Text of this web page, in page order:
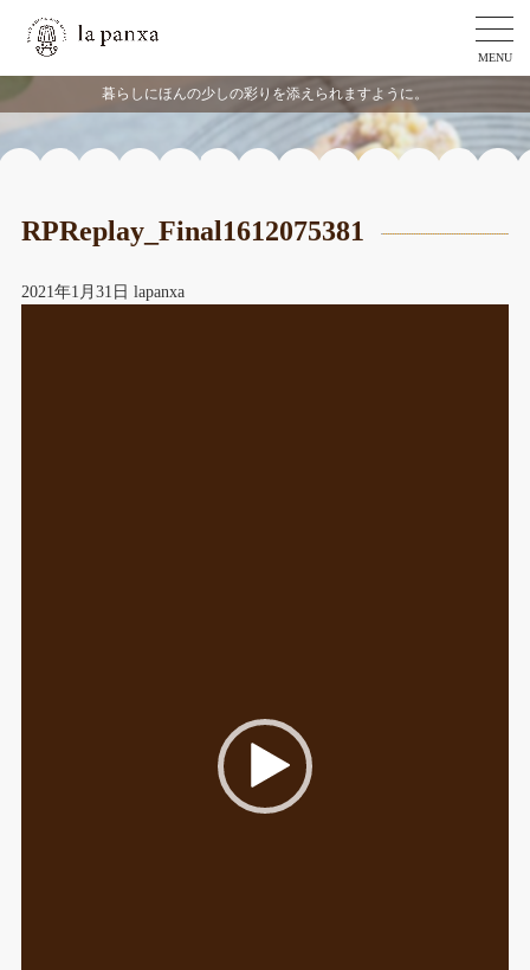
MENU
暮らしにほんの少しの彩りを添えられますように。
RPReplay_Final1612075381
2021年1月31日 lapanxa